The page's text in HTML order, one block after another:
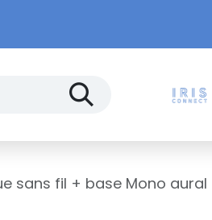
sans fil + base Mono aural